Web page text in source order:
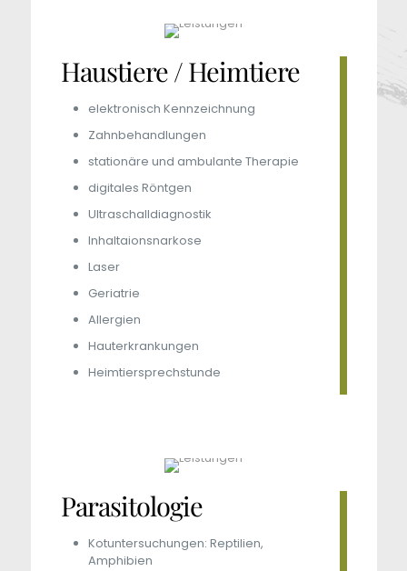
Haustiere / Heimtiere
elektronisch Kennzeichnung
Zahnbehandlungen
stationäre und ambulante Therapie
digitales Röntgen
Ultraschalldiagnostik
Inhaltaionsnarkose
Laser
Geriatrie
Allergien
Hauterkrankungen
Heimtiersprechstunde
Parasitologie
Kotuntersuchungen: Reptilien,
Amphibien